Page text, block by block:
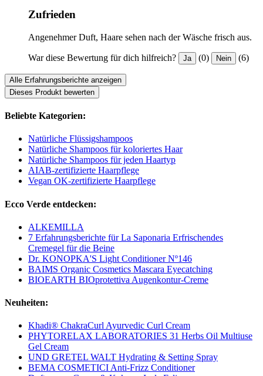
Zufrieden
Angenehmer Duft, Haare sehen nach der Wäsche frisch aus.
War diese Bewertung für dich hilfreich? Ja (0) Nein (6)
Alle Erfahrungsberichte anzeigen
Dieses Produkt bewerten
Beliebte Kategorien:
Natürliche Flüssigshampoos
Natürliche Shampoos für koloriertes Haar
Natürliche Shampoos für jeden Haartyp
AIAB-zertifizierte Haarpflege
Vegan OK-zertifizierte Haarpflege
Ecco Verde entdecken:
ALKEMILLA
7 Erfahrungsberichte für La Saponaria Erfrischendes
Cremegel für die Beine
Dr. KONOPKA'S Light Conditioner Nº146
BAIMS Organic Cosmetics Mascara Eyecatching
BIOEARTH BIOprotettiva Augenkontur-Creme
Neuheiten:
Khadi® ChakraCurl Ayurvedic Curl Cream
PHYTORELAX LABORATORIES 31 Herbs Oil Multiuse
Gel Cream
UND GRETEL WALT Hydrating & Setting Spray
BEMA COSMETICI Anti-Frizz Conditioner